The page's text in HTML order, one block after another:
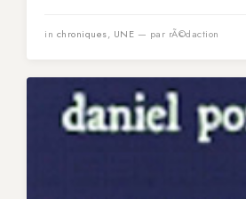
in chroniques, UNE — par rÃ©daction